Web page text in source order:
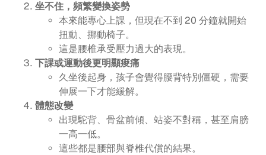
坐不住，頻繁變換姿勢
本來能專心上課，但現在不到 20 分鐘就開始
扭動、挪動椅子。
這是腰椎承受壓力過大的表現。
下課或運動後更明顯痠痛
久坐後起身，孩子會覺得腰背特別僵硬，需要
伸展一下才能緩解。
體態改變
出現駝背、骨盆前傾、站姿不對稱，甚至肩膀
一高一低。
這些都是腰部與脊椎代償的結果。